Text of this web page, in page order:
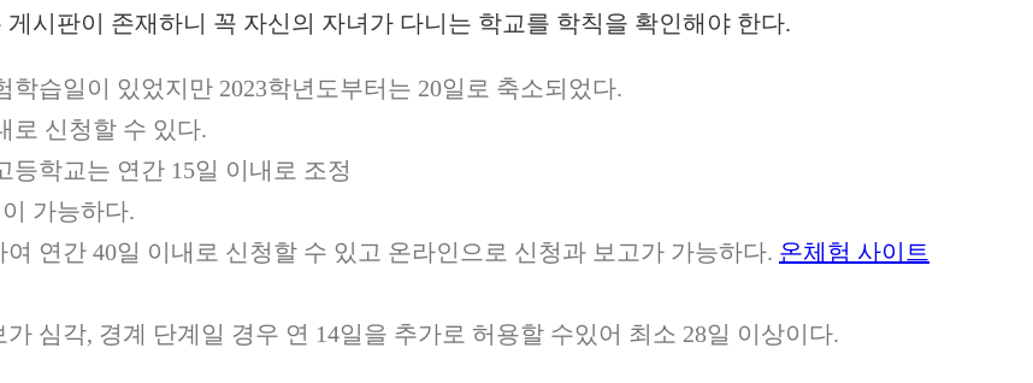
시판이 존재하니 꼭 자신의 자녀가 다니는 학교를 학칙을 확인해야 한다.
습일이 있었지만 2023학년도부터는 20일로 축소되었다.
로 신청할 수 있다.
학교는 연간 15일 이내로 조정
가능하다.
연간 40일 이내로 신청할 수 있고 온라인으로 신청과 보고가 가능하다. 온체험 사이트
심각, 경계 단계일 경우 연 14일을 추가로 허용할 수있어 최소 28일 이상이다.